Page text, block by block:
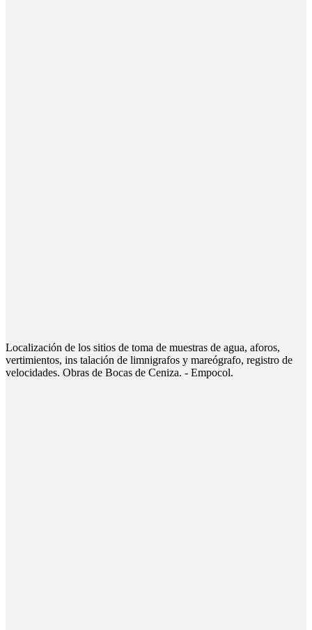
Localización de los sitios de toma de muestras de agua, aforos,
vertimientos, ins­ talación de limnigrafos y mareógrafo, registro de
velocidades. Obras de Bocas de Ceniza. - Empocol.